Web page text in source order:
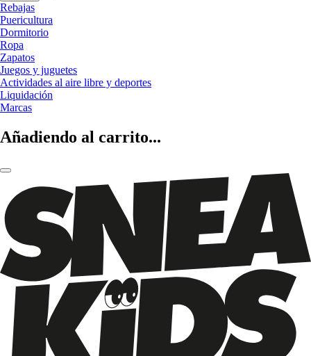
Rebajas
Puericultura
Dormitorio
Ropa
Zapatos
Juegos y juguetes
Actividades al aire libre y deportes
Liquidación
Marcas
Añadiendo al carrito...